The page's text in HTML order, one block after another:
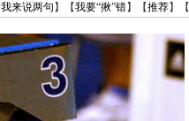
我来说两句 】【我要“揪”错】【推荐】